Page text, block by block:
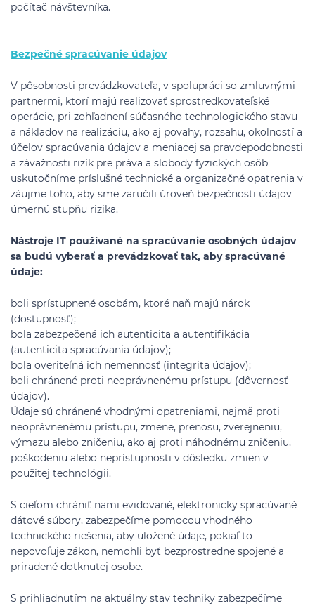
počítač návštevníka.
Bezpečné spracúvanie údajov
V pôsobnosti prevádzkovateľa, v spolupráci so zmluvnými
partnermi, ktorí majú realizovať sprostredkovateľské
operácie, pri zohľadnení súčasného technologického stavu
a nákladov na realizáciu, ako aj povahy, rozsahu, okolností a
účelov spracúvania údajov a meniacej sa pravdepodobnosti
a závažnosti rizík pre práva a slobody fyzických osôb
uskutočníme príslušné technické a organizačné opatrenia v
záujme toho, aby sme zaručili úroveň bezpečnosti údajov
úmernú stupňu rizika.
Nástroje IT používané na spracúvanie osobných údajov
sa budú vyberať a prevádzkovať tak, aby spracúvané
údaje:
boli sprístupnené osobám, ktoré naň majú nárok
(dostupnosť);
bola zabezpečená ich autenticita a autentifikácia
(autenticita spracúvania údajov);
bola overiteľná ich nemennosť (integrita údajov);
boli chránené proti neoprávnenému prístupu (dôvernosť
údajov).
Údaje sú chránené vhodnými opatreniami, najmä proti
neoprávnenému prístupu, zmene, prenosu, zverejneniu,
výmazu alebo zničeniu, ako aj proti náhodnému zničeniu,
poškodeniu alebo neprístupnosti v dôsledku zmien v
použitej technológii.
S cieľom chrániť nami evidované, elektronicky spracúvané
dátové súbory, zabezpečíme pomocou vhodného
technického riešenia, aby uložené údaje, pokiaľ to
nepovoľuje zákon, nemohli byť bezprostredne spojené a
priradené dotknutej osobe.
S prihliadnutím na aktuálny stav techniky zabezpečíme